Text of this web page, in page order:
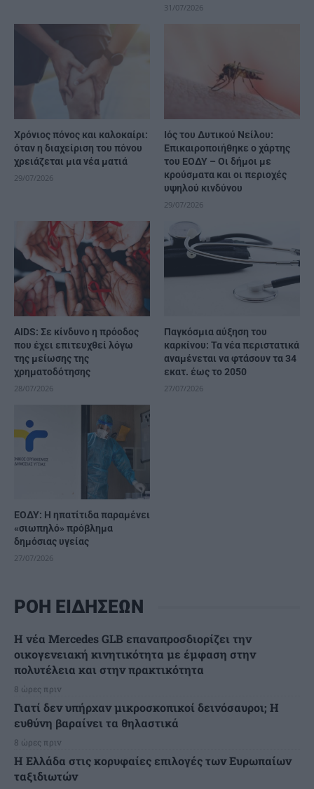
31/07/2026
Χρόνιος πόνος και καλοκαίρι:
όταν η διαχείριση του πόνου
χρειάζεται μια νέα ματιά
29/07/2026
Ιός του Δυτικού Νείλου:
Επικαιροποιήθηκε ο χάρτης
του ΕΟΔΥ – Οι δήμοι με
κρούσματα και οι περιοχές
υψηλού κινδύνου
29/07/2026
AIDS: Σε κίνδυνο η πρόοδος
που έχει επιτευχθεί λόγω
της μείωσης της
χρηματοδότησης
28/07/2026
Παγκόσμια αύξηση του
καρκίνου: Τα νέα περιστατικά
αναμένεται να φτάσουν τα 34
εκατ. έως το 2050
27/07/2026
ΕΟΔΥ: Η ηπατίτιδα παραμένει
«σιωπηλό» πρόβλημα
δημόσιας υγείας
27/07/2026
ΡΟΗ ΕΙΔΗΣΕΩΝ
Η νέα Mercedes GLB επαναπροσδιορίζει την
οικογενειακή κινητικότητα με έμφαση στην
πολυτέλεια και στην πρακτικότητα
8 ώρες πριν
Γιατί δεν υπήρχαν μικροσκοπικοί δεινόσαυροι; Η
ευθύνη βαραίνει τα θηλαστικά
8 ώρες πριν
Η Ελλάδα στις κορυφαίες επιλογές των Ευρωπαίων
ταξιδιωτών